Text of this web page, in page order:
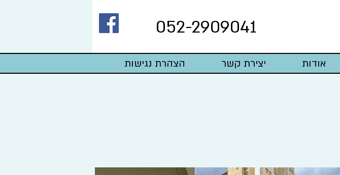
052-2909041
אודות יצירת קשר הצהרת נגישות